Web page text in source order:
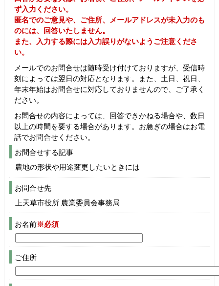
ず入力ください。
匿名でのご意見や、ご住所、メールアドレスが未入力のも
のには、回答いたしません。
また、入力する際には入力誤りがないようご注意くださ
い。
メールでのお問合せは随時受け付けておりますが、受信時
刻によっては翌日の対応となります。また、土日、祝日、
年末年始はお問合せに対応しておりませんので、ご了承く
ださい。
お問合せの内容によっては、回答できかねる場合や、数日
以上の時間を要する場合があります。お急ぎの場合はお電
話でお問合せください。
お問合せする記事
農地の形状や用途変更したいときには
お問合せ先
上天草市役所 農業委員会事務局
お名前※必須
ご住所